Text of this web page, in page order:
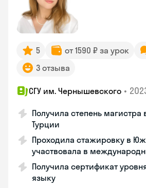
5 от 1590 ₽ за урок
3 отзыва
СГУ им. Чернышевского •
Получила степень магистра
Турции
Проходила стажировку в
участвовала в
Получила сертификат
языку